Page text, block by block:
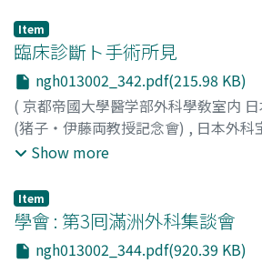
Item
臨床診斷ト手術所見
ngh013002_342.pdf(215.98 KB)
( 京都帝國大學醫学部外科學敎室内
(猪子・伊藤両教授記念會) , 日本外科
Issue 2, 1936,
Show more
Item
學會 : 第3囘滿洲外科集談會
ngh013002_344.pdf(920.39 KB)